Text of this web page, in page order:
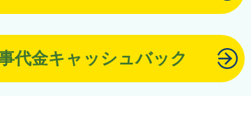
代金キャッシュバック